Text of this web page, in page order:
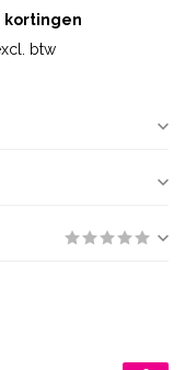
kortingen
btw